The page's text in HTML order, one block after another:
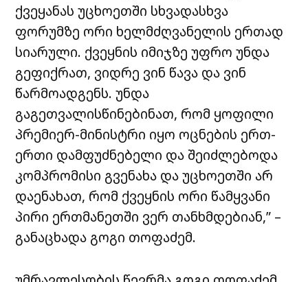
ქვეყანას უცხოეთში სხვადასხვა
ფორუმზე ორი ხელმძღვანელის ერთად
სიარული. ქვეყნის იმიჯზე უფრო უნდა
გეფიქრათ, ვიდრე ვინ წავა და ვინ
წარმოადგენს. უნდა
გაგეთვალისწინებინათ, რომ ყოფილი
პრემიერ-მინისტრი იყო ოცნების ერთ-
ერთი დამფუძნებელი და შეიძლებოდა
კომპრომისი გვენახა და უცხოეთში არ
დაენახათ, რომ ქვეყნის ორი წამყვანი
პირი ერთმანეთში ვერ თანხმდებიან,” –
განაცხადა გოგი თოფაძემ.